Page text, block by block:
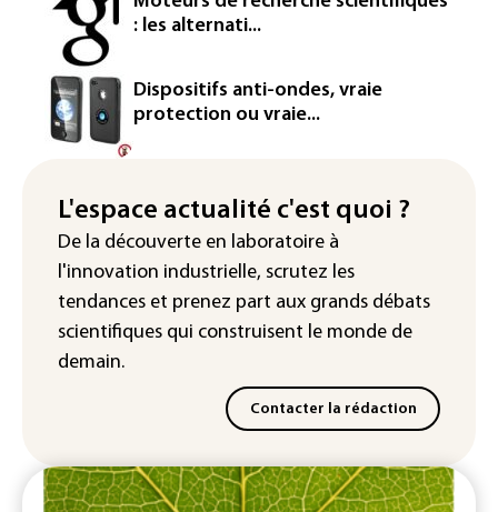
d'euros dans la future constellation
européenne
Le magazine VSD racheté par
l'entrepreneur Vianney d'Alançon
La production française de maïs
"Retour en force" progressif de la
chaleur dans les prochains jours en
France
: les alternati...
Dispositifs anti-ondes, vraie
protection ou vraie...
L'espace actualité c'est quoi ?
De la découverte en laboratoire à
l'innovation industrielle, scrutez les
tendances et prenez part aux grands débats
scientifiques qui construisent le monde de
demain.
Contacter la rédaction